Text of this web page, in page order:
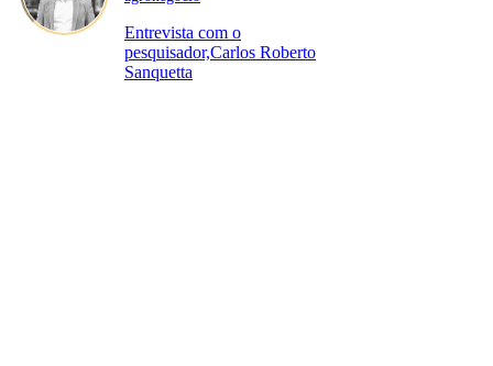
Entrevista com o
pesquisador,Carlos Roberto
Sanquetta